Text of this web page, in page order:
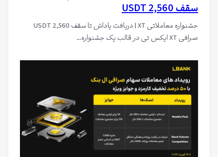
سقف 2,560 USDT
جشنواره معاملاتی XT | دریافت پاداش تا سقف 2,560 USDT
صرافی XT ایکس تی در قالب یک جشنواره…